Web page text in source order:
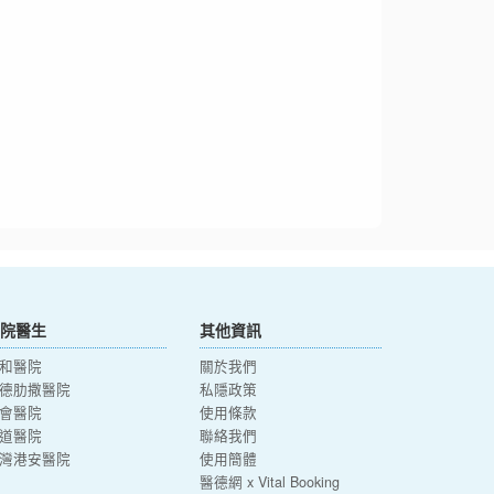
醫生
醫院
肋撒醫院
醫院
醫院
港安醫院
其他資訊
關於我們
私隱政策
使用條款
聯絡我們
使用簡體
醫德網 x Vital Booking